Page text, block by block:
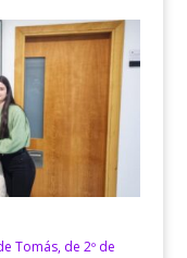
Tomás, de 2º de